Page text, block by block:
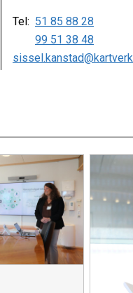
Tel: 51 85 88 28
99 51 38 48